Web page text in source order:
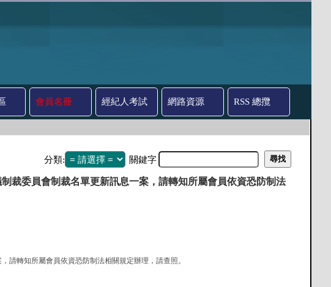
會員名冊 經紀人考試 網路資源 RSS 總攬
分類: 關鍵字
裁委員會制裁名單更新訊息一案，請轉知所屬會員依資恐防制法
請轉知所屬會員依資恐防制法相關規定辦理，請查照。